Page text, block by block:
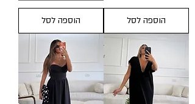
הוספה לסל הוספה לסל